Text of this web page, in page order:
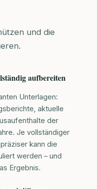
und die
aufbereiten
Unterlagen:
aktuelle
der
Je vollständiger
kann die
werden – und
Ergebnis.